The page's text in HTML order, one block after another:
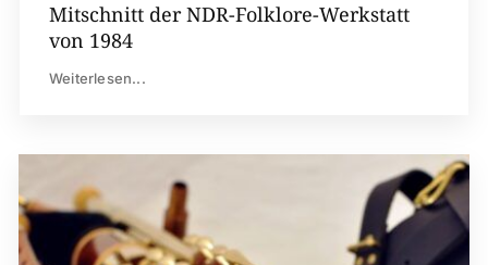
Mitschnitt der NDR-Folklore-Werkstatt
von 1984
Weiterlesen...